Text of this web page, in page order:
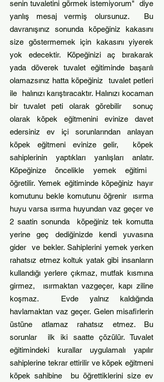
senin tuvaletini görmek istemiyorum" diye
yanlış mesaj vermiş olursunuz. Bu
davranışınız sonunda köpeğiniz kakasını
size göstermemek için kakasını yiyerek
yok edecektir. Köpeğinizi aç bırakarak
yada döverek tuvalet eğitiminde başarılı
olamazsınız hatta köpeğiniz tuvalet petleri
ile halınızı karıştıracaktır. Halınızı kocaman
bir tuvalet peti olarak görebilir sonuç
olarak köpek eğitmenini evinize davet
edersiniz ev içi sorunlarından anlayan
köpek eğitmeni evinize gelir, köpek
sahiplerinin yaptıkları yanlışları anlatır.
Köpeğinize öncelikle yemek eğitimi
öğretilir. Yemek eğitiminde köpeğiniz hayır
komutunu bekle komutunu öğrenir ısırma
huyu varsa ısırma huyundan vaz geçer ve
2 saatin sonunda köpeğiniz tek komutta
yerine geç dediğinizde kendi yuvasına
gider ve bekler. Sahiplerini yemek yerken
rahatsız etmez koltuk yatak gibi insanların
kullandığı yerlere çıkmaz, mutfak kısmına
girmez, ısırmaktan vazgeçer, kapı ziline
koşmaz. Evde yalnız kaldığında
havlamaktan vaz geçer. Gelen misafirlerin
üstüne atlamaz rahatsız etmez. Bu
sorunlar ilk iki saatte çözülür. Tuvalet
eğitimindeki kurallar uygulamalı yapılır
sahiplerine tekrar ettirilir ve köpek eğitmeni
köpek sahibine bu öğrettiklerini size ev